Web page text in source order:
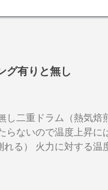
有りと無し
し二重ドラム（熱気
らないので温度上昇
れる） 火力に対する温
うか。デメリットは